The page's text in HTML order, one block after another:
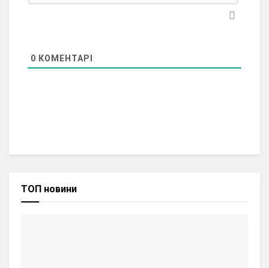
0 КОМЕНТАРІ
ТОП новини